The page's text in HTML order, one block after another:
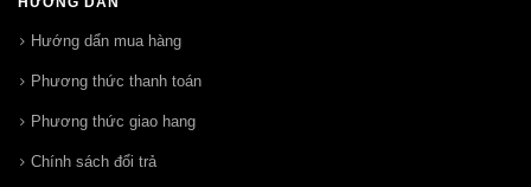
Hướng dẩn mua hàng
Phương thức thanh toán
Phương thức giao hang
Chính sách đổi trả